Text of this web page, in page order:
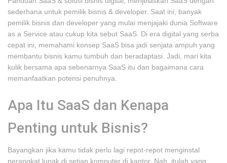
sederhana untuk pemilik bisnis & developer. Saat ini, banyak
pemilik bisnis dan developer yang mulai menjajaki dunia Software
as a Service atau cukup kita sebut SaaS. Di era digital yang serba
cepat ini, memahami konsep SaaS bisa jadi senjata ampuh yang
membantu bisnis kamu tumbuh dan beradaptasi. Jadi, mari kita
kulik bersama apa sebenarnya SaaS itu dan bagaimana cara
memanfaatkan potensi penuhnya.
Apa Itu SaaS dan Kenapa
Penting untuk Bisnis?
Bayangkan jika kamu tidak perlu lagi repot-repot menginstal
perangkat lunak di setiap komputer di kantor. Nah, itulah yang